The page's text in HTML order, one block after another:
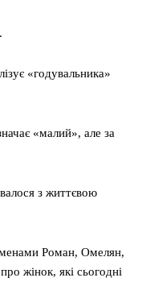
«годувальника»
«малий», але за
з життєвою
Роман, Омелян,
жінок, які сьогодні